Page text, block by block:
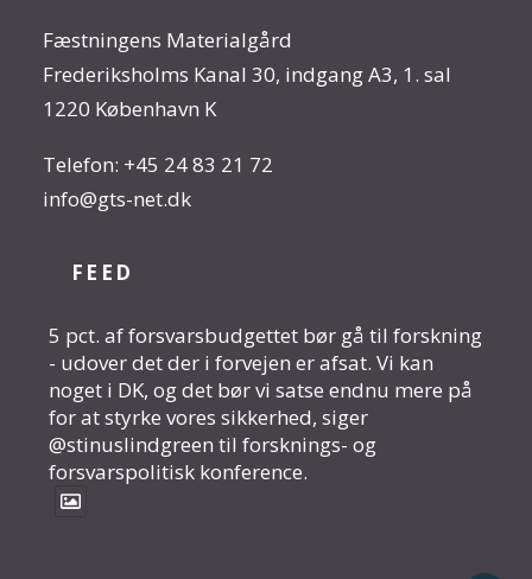
Fæstningens Materialgård
Frederiksholms Kanal 30, indgang A3, 1. sal
1220 København K
Telefon: +45 24 83 21 72
info@gts-net.dk
FEED
5 pct. af forsvarsbudgettet bør gå til forskning
- udover det der i forvejen er afsat. Vi kan
noget i DK, og det bør vi satse endnu mere på
for at styrke vores sikkerhed, siger
@stinuslindgreen til forsknings- og
forsvarspolitisk konference.